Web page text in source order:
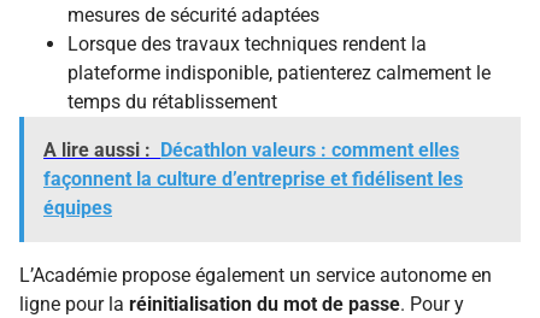
mesures de sécurité adaptées
Lorsque des travaux techniques rendent la
plateforme indisponible, patienterez calmement le
temps du rétablissement
A lire aussi : Décathlon valeurs : comment elles
façonnent la culture d’entreprise et fidélisent les
équipes
L’Académie propose également un service autonome en
ligne pour la réinitialisation du mot de passe. Pour y